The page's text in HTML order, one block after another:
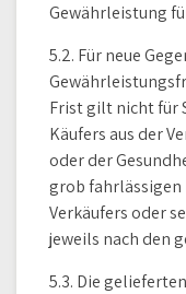
Gewährleistung
5.2. Für neue
Frist gilt nicht für
Käufers aus der
oder der
grob
Verkäufers oder
jeweils nach den
5.3. Die